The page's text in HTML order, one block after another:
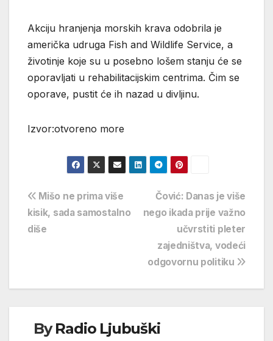
Akciju hranjenja morskih krava odobrila je
američka udruga Fish and Wildlife Service, a
životinje koje su u posebno lošem stanju će se
oporavljati u rehabilitacijskim centrima. Čim se
oporave, pustit će ih nazad u divljinu.
Izvor:otvoreno more
Navigacija
objava
Čović: Danas je više
nego ikada prije važno
učvrstiti pleter
zajedništva, vodeći
odgovornu politiku
Mišo ne prima više
kisik, sada samostalno
diše
ByRadio Ljubuški